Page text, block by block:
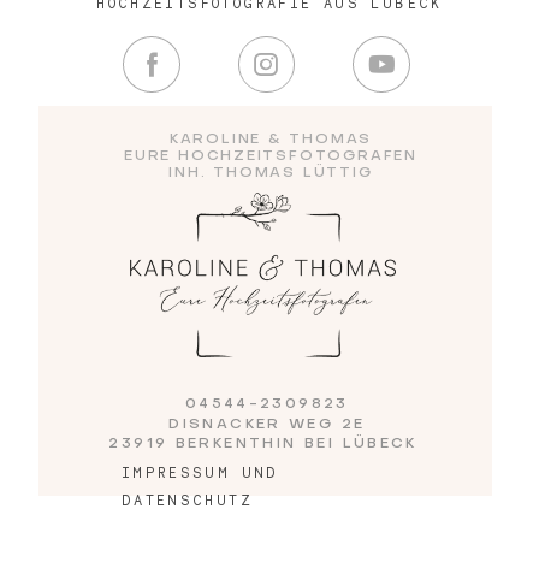
KAROLINE & THOMAS
EURE HOCHZEITSFOTOGRAFEN
INH. THOMAS LÜTTIG
IMPRESSUM UND
DATENSCHUTZ
04544-2309823
DISNACKER WEG 2E
23919 BERKENTHIN BEI LÜBECK
Kontakt
Impressum